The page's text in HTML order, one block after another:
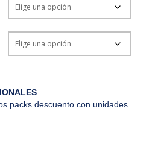
packs descuento con unidades